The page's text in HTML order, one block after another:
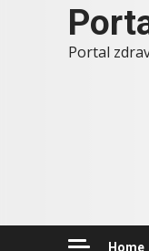
Portal
Home